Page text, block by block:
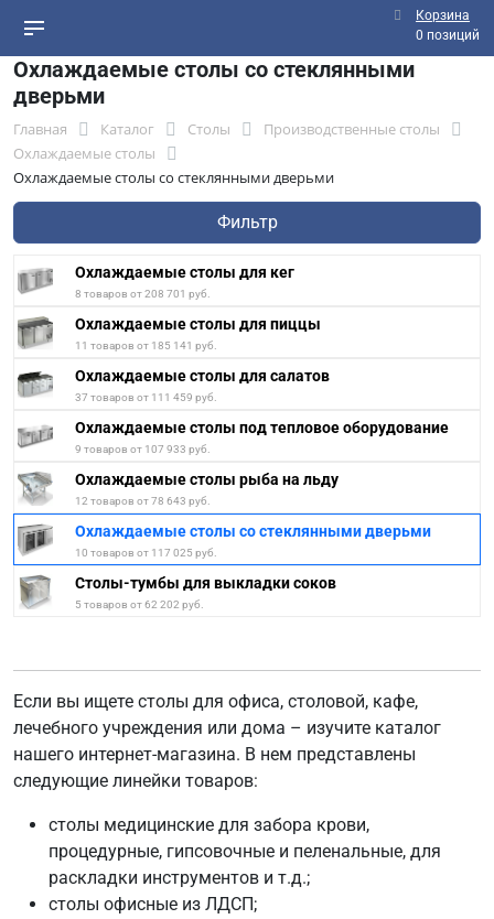
Корзина
0 позиций
Охлаждаемые столы со стеклянными
дверьми
Главная Каталог Столы
Производственные столы
Охлаждаемые столы
Охлаждаемые столы со стеклянными дверьми
Фильтр
Охлаждаемые столы для кег
8 товаров от 208 701 руб.
Охлаждаемые столы для пиццы
11 товаров от 185 141 руб.
Охлаждаемые столы для салатов
37 товаров от 111 459 руб.
Охлаждаемые столы под тепловое оборудование
9 товаров от 107 933 руб.
Охлаждаемые столы рыба на льду
12 товаров от 78 643 руб.
Охлаждаемые столы со стеклянными дверьми
10 товаров от 117 025 руб.
Столы-тумбы для выкладки соков
5 товаров от 62 202 руб.
Если вы ищете столы для офиса, столовой, кафе,
лечебного учреждения или дома – изучите каталог
нашего интернет-магазина. В нем представлены
следующие линейки товаров:
столы медицинские для забора крови,
процедурные, гипсовочные и пеленальные, для
раскладки инструментов и т.д.;
столы офисные из ЛДСП;